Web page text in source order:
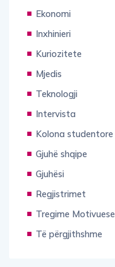
Ekonomi
Inxhinieri
Kuriozitete
Mjedis
Teknologji
Intervista
Kolona studentore
Gjuhë shqipe
Gjuhësi
Regjistrimet
Tregime Motivuese
Të përgjithshme